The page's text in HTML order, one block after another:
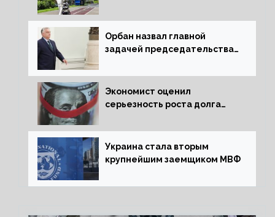
Орбан назвал главной
задачей председательства
за мир
Экономист оценил
серьезность роста долга
Украина стала вторым
крупнейшим заемщиком МВФ